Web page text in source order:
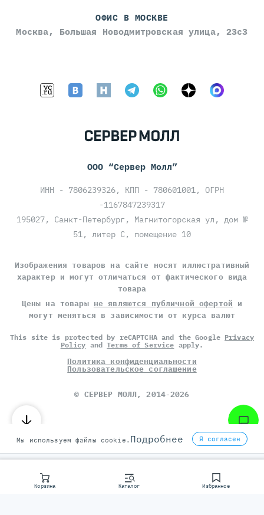
Корзина Каталог Избранное
ОФИС В МОСКВЕ
Москва, Большая Новодмитровская улица, 23с3
ООО “Сервер Молл”
ИНН - 7806239326, КПП - 780601001, ОГРН
-1167847239317
195027, Санкт-Петербург, Магнитогорская ул, дом №
51, литер С, помещение 10
Изображения товаров на сайте носят иллюстративный
характер и могут отличаться от фактического вида
товара
Цены на товары не являются публичной офертой и
могут меняться в зависимости от курса валют
This site is protected by reCAPTCHA and the Google Privacy
Policy andTerms of Service apply.
Политика конфиденциальности
Пользовательское соглашение
© СЕРВЕР МОЛЛ, 2014-2026
Мы используем файлы cookie. Подробнее Я согласен